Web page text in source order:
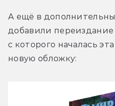
А ещё в
добавили переиздание
с которого началась
новую обложку: